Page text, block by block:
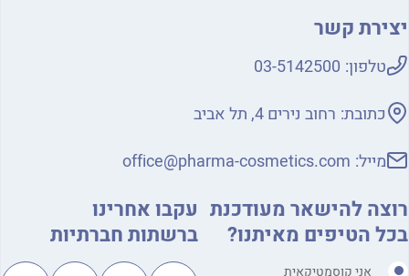
קשר
טלפון: 03-5142500
כתובת: רחוב נירים 4, תל אביב
מייל:office@pharma-cosmetics.com
להישאר מעודכנת
הטיפים מאיתנו?
עקבו אחרינו
ברשתות חברתיות